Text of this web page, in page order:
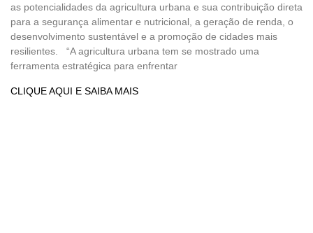
as potencialidades da agricultura urbana e sua contribuição direta
para a segurança alimentar e nutricional, a geração de renda, o
desenvolvimento sustentável e a promoção de cidades mais
resilientes. “A agricultura urbana tem se mostrado uma
ferramenta estratégica para enfrentar
CLIQUE AQUI E SAIBA MAIS